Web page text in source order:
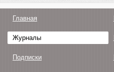
Главная
Журналы
Подписки